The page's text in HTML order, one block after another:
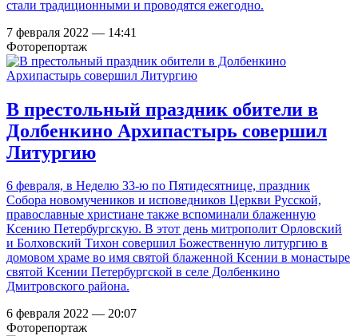
стали традиционными и проводятся ежегодно.
7 февраля 2022 — 14:41
Фоторепортаж
В престольный праздник обители в
Долбенкино Архипастырь совершил
Литургию
6 февраля, в Неделю 33-ю по Пятидесятнице, праздник
Собора новомучеников и исповедников Церкви Русской,
православные христиане также вспоминали блаженную
Ксению Петербургскую. В этот день митрополит Орловский
и Болховский Тихон совершил Божественную литургию в
домовом храме во имя святой блаженной Ксении в монастыре
святой Ксении Петербургской в селе Долбенкино
Дмитровского района.
6 февраля 2022 — 20:07
Фоторепортаж